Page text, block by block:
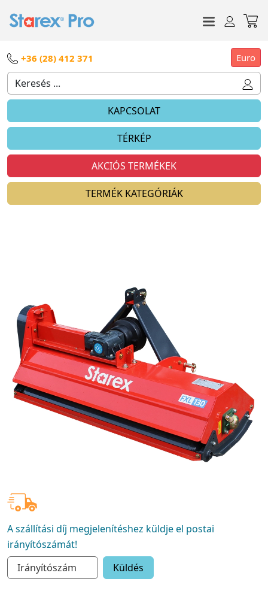
+36 (28) 412 371 Euro
KAPCSOLAT
TÉRKÉP
AKCIÓS TERMÉKEK
TERMÉK KATEGÓRIÁK
A szállítási díj megjelenítéshez küldje el postai
irányítószámát!
Küldés